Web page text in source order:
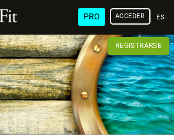
PRO ACCEDER
REGISTRARSE